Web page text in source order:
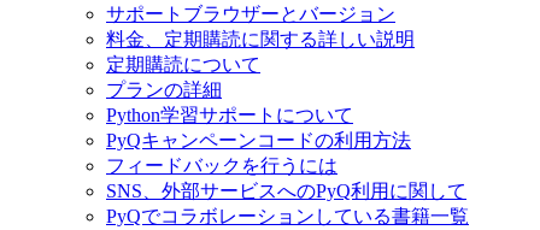
サポートブラウザーとバージョン
料金、定期購読に関する詳しい説明
定期購読について
プランの詳細
Python学習サポートについて
PyQキャンペーンコードの利用方法
フィードバックを行うには
SNS、外部サービスへのPyQ利用に関して
PyQでコラボレーションしている書籍一覧